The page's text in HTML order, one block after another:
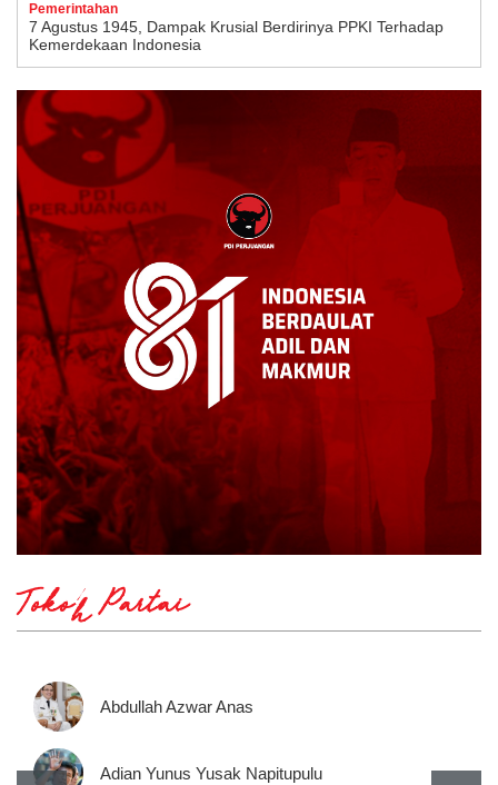
Pemerintahan
7 Agustus 1945, Dampak Krusial Berdirinya PPKI Terhadap
Kemerdekaan Indonesia
Tokoh Partai
Abdullah Azwar Anas
Adian Yunus Yusak Napitupulu